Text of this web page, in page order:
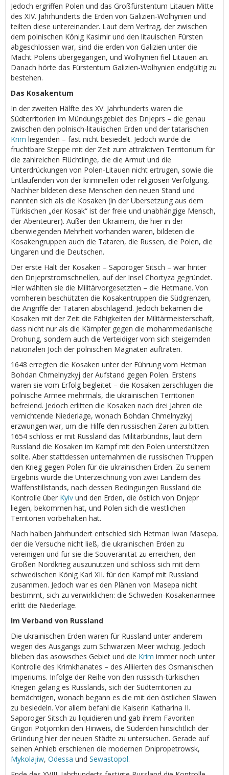
Jedoch ergriffen Polen und das Großfürstentum Litauen Mitte
des XIV. Jahrhunderts die Erden von Galizien-Wolhynien und
teilten diese untereinander. Laut dem Vertrag, der zwischen
dem polnischen König Kasimir und den litauischen Fürsten
abgeschlossen war, sind die erden von Galizien unter die
Macht Polens übergegangen, und Wolhynien fiel Litauen an.
Danach hörte das Fürstentum Galizien-Wolhynien endgültig zu
bestehen.
Das Kosakentum
In der zweiten Hälfte des XV. Jahrhunderts waren die
Südterritorien im Mündungsgebiet des Dnjeprs – die genau
zwischen den polnisch-litauischen Erden und der tatarischen
Krim liegenden – fast nicht besiedelt. Jedoch wurde die
fruchtbare Steppe mit der Zeit zum attraktiven Territorium für
die zahlreichen Flüchtlinge, die die Armut und die
Unterdrückungen von Polen-Litauen nicht ertrugen, sowie die
Entlaufenden von der kriminellen oder religiösen Verfolgung.
Nachher bildeten diese Menschen den neuen Stand und
nannten sich als die Kosaken (in der Übersetzung aus dem
Türkischen „der Kosak“ ist der freie und unabhängige Mensch,
der Abenteurer). Außer den Ukrainern, die hier in der
überwiegenden Mehrheit vorhanden waren, bildeten die
Kosakengruppen auch die Tataren, die Russen, die Polen, die
Ungaren und die Deutschen.
Der erste Halt der Kosaken – Saporoger Sitsch – war hinter
den Dnjeprstromschnellen, auf der Insel Chortyza gegründet.
Hier wählten sie die Militärvorgesetzten – die Hetmane. Von
vornherein beschützten die Kosakentruppen die Südgrenzen,
die Angriffe der Tataren abschlagend. Jedoch bekamen die
Kosaken mit der Zeit die Fähigkeiten der Militärmeisterschaft,
dass nicht nur als die Kämpfer gegen die mohammedanische
Drohung, sondern auch die Verteidiger vom sich steigernden
nationalen Joch der polnischen Magnaten auftraten.
1648 erregten die Kosaken unter der Führung vom Hetman
Bohdan Chmelnyzkyj der Aufstand gegen Polen. Erstens
waren sie vom Erfolg begleitet – die Kosaken zerschlugen die
polnische Armee mehrmals, die ukrainischen Territorien
befreiend. Jedoch erlitten die Kosaken nach drei Jahren die
vernichtende Niederlage, wonach Bohdan Chmelnyzkyj
erzwungen war, um die Hilfe den russischen Zaren zu bitten.
1654 schloss er mit Russland das Militärbündnis, laut dem
Russland die Kosaken im Kampf mit den Polen unterstützen
sollte. Aber stattdessen unternahmen die russischen Truppen
den Krieg gegen Polen für die ukrainischen Erden. Zu seinem
Ergebnis wurde die Unterzeichnung von zwei Ländern des
Waffenstillstands, nach dessen Bedingungen Russland die
Kontrolle über Kyiv und den Erden, die östlich von Dnjepr
liegen, bekommen hat, und Polen sich die westlichen
Territorien vorbehalten hat.
Nach halben Jahrhundert entschied sich Hetman Iwan Masepa,
der die Versuche nicht ließ, die ukrainischen Erden zu
vereinigen und für sie die Souveränität zu erreichen, den
Großen Nordkrieg auszunutzen und schloss sich mit dem
schwedischen König Karl XII. für den Kampf mit Russland
zusammen. Jedoch war es den Plänen von Masepa nicht
bestimmt, sich zu verwirklichen: die Schweden-Kosakenarmee
erlitt die Niederlage.
Im Verband von Russland
Die ukrainischen Erden waren für Russland unter anderem
wegen des Ausgangs zum Schwarzen Meer wichtig. Jedoch
blieben das asowsches Gebiet und die Krim immer noch unter
Kontrolle des Krimkhanates – des Alliierten des Osmanischen
Imperiums. Infolge der Reihe von den russisch-türkischen
Kriegen gelang es Russlands, sich der Südterritorien zu
bemächtigen, wonach begann es die mit den östlichen Slawen
zu besiedeln. Vor allem befahl die Kaiserin Katharina II.
Saporoger Sitsch zu liquidieren und gab ihrem Favoriten
Grigori Potjomkin den Hinweis, die Süderden hinsichtlich der
Gründung hier der neuen Städte zu untersuchen. Gerade auf
seinen Anhieb erschienen die modernen Dnipropetrowsk,
Mykolajiw, Odessa und Sewastopol.